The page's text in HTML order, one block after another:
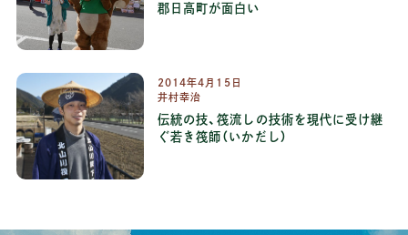
郡日高町が面白い
2014年4 月 15 日
井村幸治
伝統の技、筏流しの技術を現代に受け継
ぐ若き筏師（いかだし）